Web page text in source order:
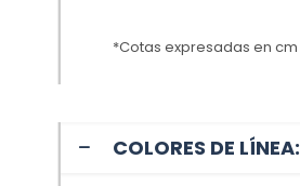
*Cotas expresadas en cm
COLORES DE LÍNEA: